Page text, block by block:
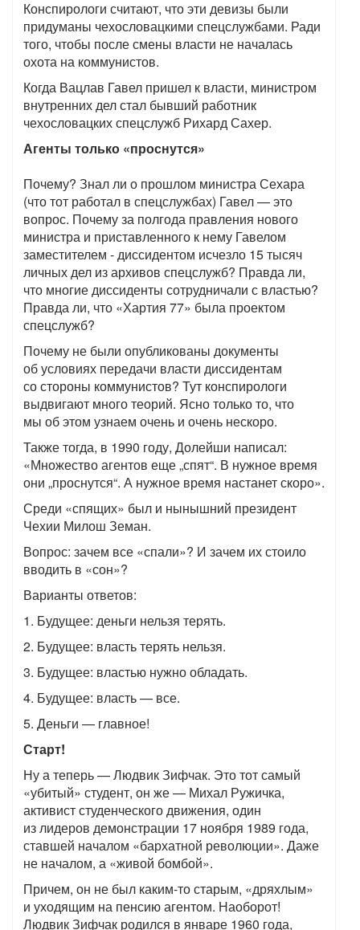
Конспирологи считают, что эти девизы были
придуманы чехословацкими спецслужбами. Ради
того, чтобы после смены власти не началась
охота на коммунистов.
Когда Вацлав Гавел пришел к власти, министром
внутренних дел стал бывший работник
чехословацких спецслужб Рихард Сахер.
Агенты только «проснутся»
Почему? Знал ли о прошлом министра Сехара
(что тот работал в спецслужбах) Гавел — это
вопрос. Почему за полгода правления нового
министра и приставленного к нему Гавелом
заместителем - диссидентом исчезло 15 тысяч
личных дел из архивов спецслужб? Правда ли,
что многие диссиденты сотрудничали с властью?
Правда ли, что «Хартия 77» была проектом
спецслужб?
Почему не были опубликованы документы
об условиях передачи власти диссидентам
со стороны коммунистов? Тут конспирологи
выдвигают много теорий. Ясно только то, что
мы об этом узнаем очень и очень нескоро.
Также тогда, в 1990 году, Долейши написал:
«Множество агентов еще „спят“. В нужное время
они „проснутся“. А нужное время настанет скоро».
Среди «спящих» был и нынышний президент
Чехии Милош Земан.
Вопрос: зачем все «спали»? И зачем их стоило
вводить в «сон»?
Варианты ответов:
1. Будущее: деньги нельзя терять.
2. Будущее: власть терять нельзя.
3. Будущее: властью нужно обладать.
4. Будущее: власть — все.
5. Деньги — главное!
Старт!
Ну а теперь — Людвик Зифчак. Это тот самый
«убитый» студент, он же — Михал Ружичка,
активист студенческого движения, один
из лидеров демонстрации 17 ноября 1989 года,
ставшей началом «бархатной революции». Даже
не началом, а «живой бомбой».
Причем, он не был каким-то старым, «дряхлым»
и уходящим на пенсию агентом. Наоборот!
Людвик Зифчак родился в январе 1960 года,